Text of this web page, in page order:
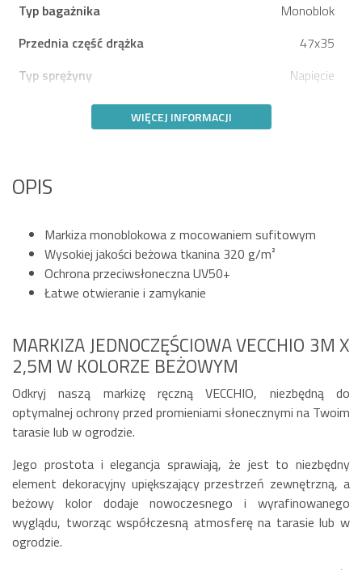
Typ bagażnika
Monoblok
Przednia część drążka
47x35
Typ sprężyny
Napięcie
WIĘCEJ INFORMACJI
OPIS
Markiza monoblokowa z mocowaniem sufitowym
Wysokiej jakości beżowa tkanina 320 g/m²
Ochrona przeciwsłoneczna UV50+
Łatwe otwieranie i zamykanie
MARKIZA JEDNOCZĘŚCIOWA VECCHIO 3M X
2,5M W KOLORZE BEŻOWYM
Odkryj naszą markizę ręczną VECCHIO, niezbędną do
optymalnej ochrony przed promieniami słonecznymi na Twoim
tarasie lub w ogrodzie.
Jego prostota i elegancja sprawiają, że jest to niezbędny
element dekoracyjny upiększający przestrzeń zewnętrzną, a
beżowy kolor dodaje nowoczesnego i wyrafinowanego
wyglądu, tworząc współczesną atmosferę na tarasie lub w
ogrodzie.